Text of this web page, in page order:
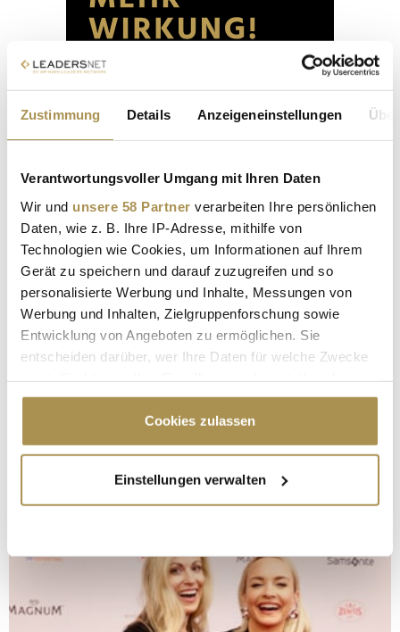
Zustimmung Details Anzeigeneinstellungen
Verantwortungsvoller Umgang mit Ihren Daten
Wir und unsere 58 Partner verarbeiten Ihre persönlichen
Daten, wie z. B. Ihre IP-Adresse, mithilfe von
Technologien wie Cookies, um Informationen auf Ihrem
Gerät zu speichern und darauf zuzugreifen und so
personalisierte Werbung und Inhalte, Messungen von
Werbung und Inhalten, Zielgruppenforschung sowie
Entwicklung von Angeboten zu ermöglichen. Sie
entscheiden darüber, wer Ihre Daten für welche Zwecke
Cookie-Erklärung oder durch Klicken auf das Privacy
Trigger Symbol ändern oder widerrufen
Informationen über Ihre geografische Lage
erfassen, welche bis auf einige Meter genau sein
bestimmten Merkmalen (Fingerprinting) identifizieren
Erfahren Sie mehr darüber, wie Ihre persönlichen Daten
verarbeitet werden, und legen Sie Ihre Präferenzen im
Cookies zulassen
Einstellungen verwalten